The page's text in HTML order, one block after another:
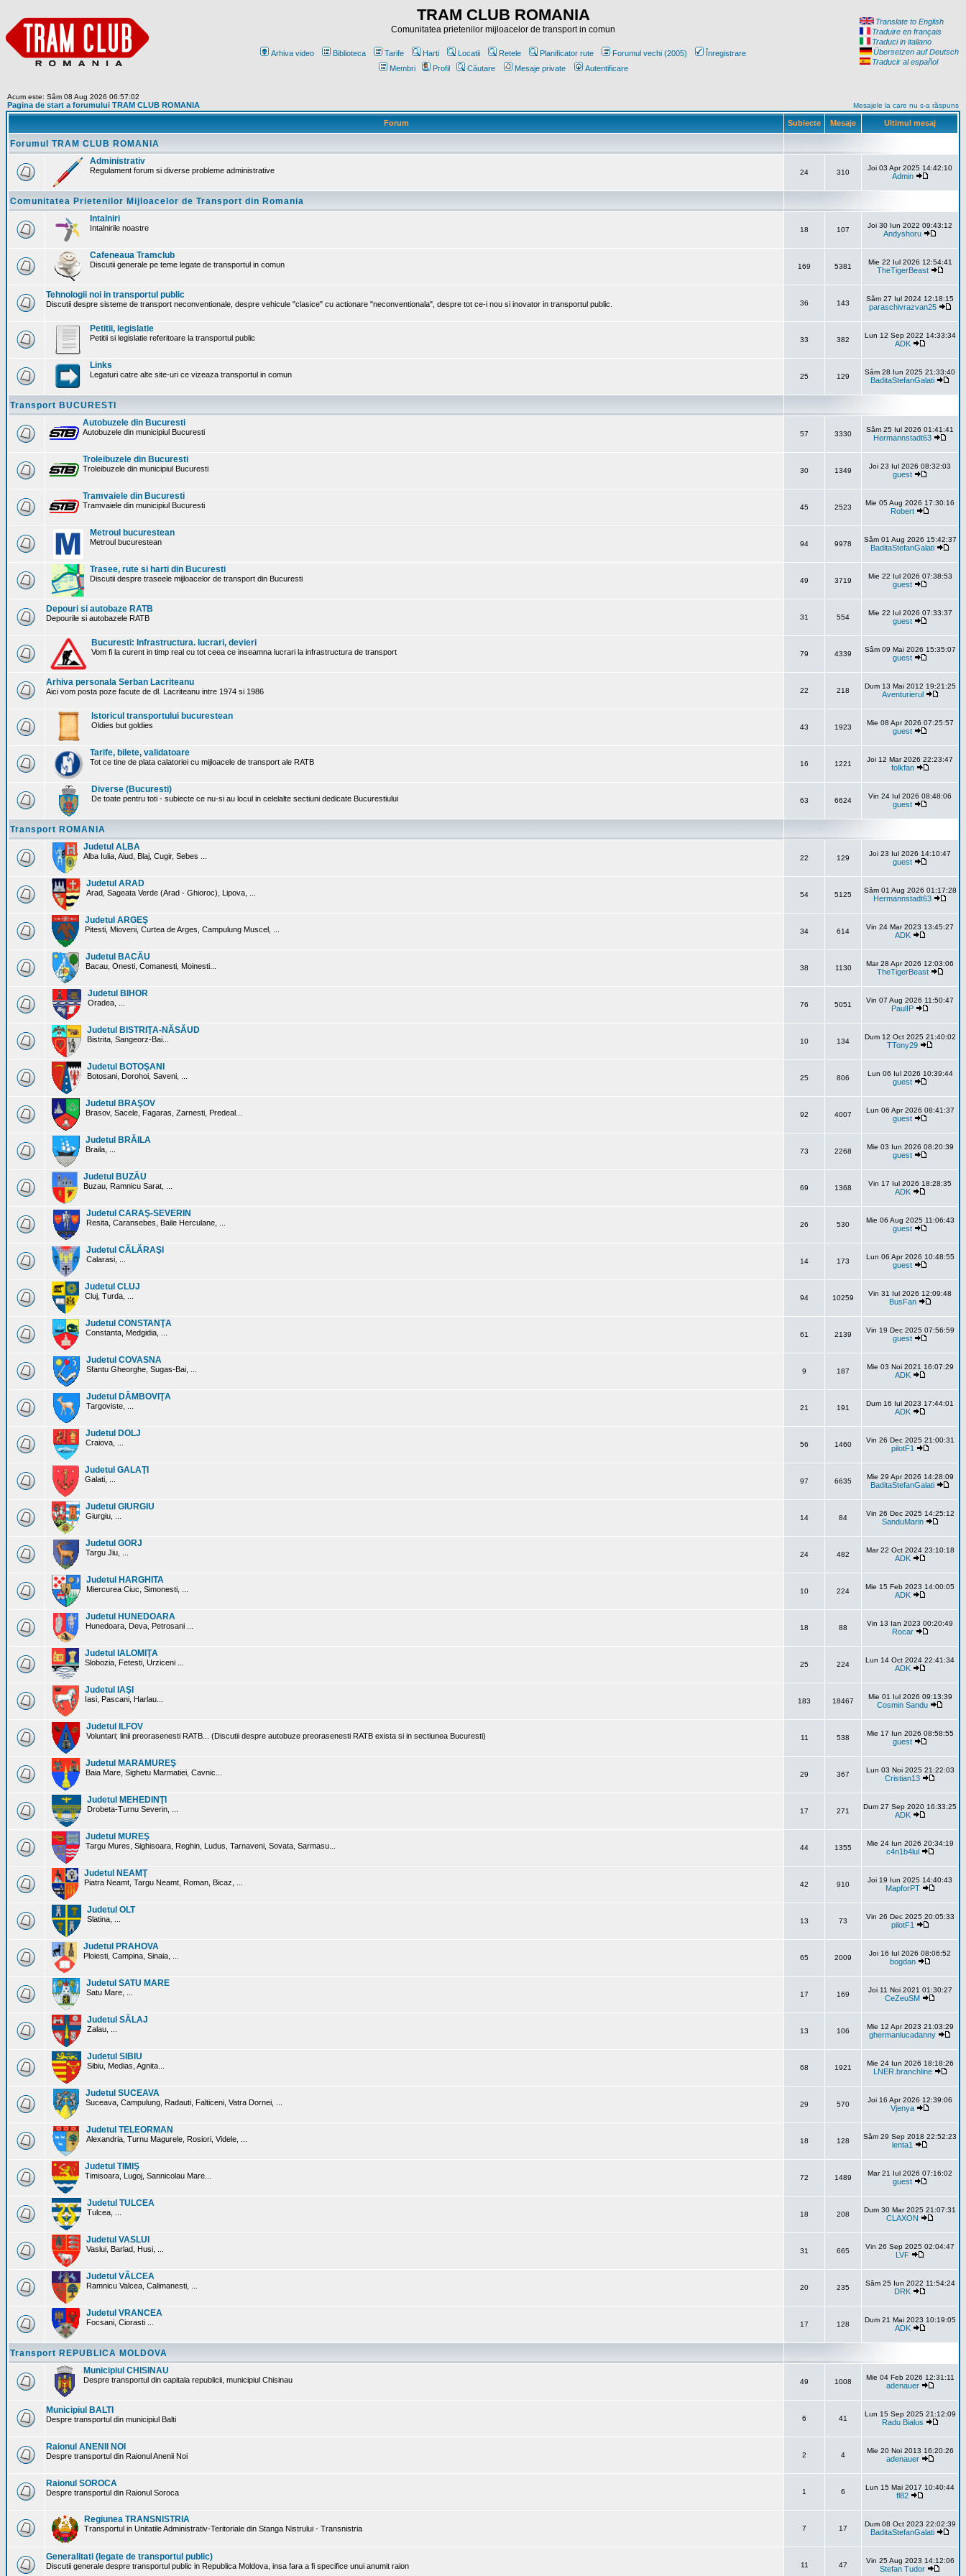
TRAM CLUB ROMANIA
Comunitatea prietenilor mijloacelor de transport in comun
Arhiva video Biblioteca Tarife Harti Locatii Retele Planificator rute Forumul vechi (2005)
Înregistrare
Membri
Profil Căutare Mesaje private Autentificare
Translate to English
Traduire en français
Traduci in italiano
Übersetzen auf Deutsch
Traducir al español
Acum este: Sâm 08 Aug 2026 06:57:02
Pagina de start a forumului TRAM CLUB ROMANIA Mesajele la care nu s-a răspuns
Forum Subiecte Mesaje Ultimul mesaj
Forumul TRAM CLUB ROMANIA
Administrativ
Regulament forum si diverse probleme administrative 24 310
Joi 03 Apr 2025 14:42:10
Admin
Comunitatea Prietenilor Mijloacelor de Transport din Romania
Intalniri
Intalnirile noastre 18 107
Joi 30 Iun 2022 09:43:12
Andyshoru
Cafeneaua Tramclub
Discutii generale pe teme legate de transportul in comun 169 5381
Mie 22 Iul 2026 12:54:41
TheTigerBeast
Tehnologii noi in transportul public
Discutii despre sisteme de transport neconventionale, despre vehicule "clasice" cu actionare "neconventionala", despre tot ce-i nou si inovator in transportul public. 36 143
Sâm 27 Iul 2024 12:18:15
paraschivrazvan25
Petitii, legislatie
Petitii si legislatie referitoare la transportul public 33 382
Lun 12 Sep 2022 14:33:34
ADK
Links
Legaturi catre alte site-uri ce vizeaza transportul in comun 25 129
Sâm 28 Iun 2025 21:33:40
BaditaStefanGalati
Transport BUCURESTI
Autobuzele din Bucuresti
Autobuzele din municipiul Bucuresti 57 3330
Sâm 25 Iul 2026 01:41:41
Hermannstadt63
Troleibuzele din Bucuresti
Troleibuzele din municipiul Bucuresti 30 1349
Joi 23 Iul 2026 08:32:03
guest
Tramvaiele din Bucuresti
Tramvaiele din municipiul Bucuresti 45 2523
Mie 05 Aug 2026 17:30:16
Robert
Metroul bucurestean
Metroul bucurestean 94 9978
Sâm 01 Aug 2026 15:42:37
BaditaStefanGalati
Trasee, rute si harti din Bucuresti
Discutii despre traseele mijloacelor de transport din Bucuresti 49 3719
Mie 22 Iul 2026 07:38:53
guest
Depouri si autobaze RATB
Depourile si autobazele RATB 31 554
Mie 22 Iul 2026 07:33:37
guest
Bucuresti: Infrastructura. lucrari, devieri
Vom fi la curent in timp real cu tot ceea ce inseamna lucrari la infrastructura de transport 79 4339
Sâm 09 Mai 2026 15:35:07
guest
Arhiva personala Serban Lacriteanu
Aici vom posta poze facute de dl. Lacriteanu intre 1974 si 1986 22 218
Dum 13 Mai 2012 19:21:25
Aventurierul
Istoricul transportului bucurestean
Oldies but goldies 43 1923
Mie 08 Apr 2026 07:25:57
guest
Tarife, bilete, validatoare
Tot ce tine de plata calatoriei cu mijloacele de transport ale RATB 16 1221
Joi 12 Mar 2026 22:23:47
folkfan
Diverse (Bucuresti)
De toate pentru toti - subiecte ce nu-si au locul in celelalte sectiuni dedicate Bucurestiului 63 6624
Vin 24 Iul 2026 08:48:06
guest
Transport ROMANIA
Judetul ALBA
Alba Iulia, Aiud, Blaj, Cugir, Sebes ... 22 129
Joi 23 Iul 2026 14:10:47
guest
Judetul ARAD
Arad, Sageata Verde (Arad - Ghioroc), Lipova, ... 54 5125
Sâm 01 Aug 2026 01:17:28
Hermannstadt63
Judetul ARGEŞ
Pitesti, Mioveni, Curtea de Arges, Campulung Muscel, ... 34 614
Vin 24 Mar 2023 13:45:27
ADK
Judetul BACĂU
Bacau, Onesti, Comanesti, Moinesti... 38 1130
Mar 28 Apr 2026 12:03:06
TheTigerBeast
Judetul BIHOR
Oradea, ... 76 5051
Vin 07 Aug 2026 11:50:47
PaulIP
Judetul BISTRIŢA-NĂSĂUD
Bistrita, Sangeorz-Bai... 10 134
Dum 12 Oct 2025 21:40:02
TTony29
Judetul BOTOŞANI
Botosani, Dorohoi, Saveni, ... 25 806
Lun 06 Iul 2026 10:39:44
guest
Judetul BRAŞOV
Brasov, Sacele, Fagaras, Zarnesti, Predeal... 92 4007
Lun 06 Apr 2026 08:41:37
guest
Judetul BRĂILA
Braila, ... 73 2268
Mie 03 Iun 2026 08:20:39
guest
Judetul BUZĂU
Buzau, Ramnicu Sarat, ... 69 1368
Vin 17 Iul 2026 18:28:35
ADK
Judetul CARAŞ-SEVERIN
Resita, Caransebes, Baile Herculane, ... 26 530
Mie 06 Aug 2025 11:06:43
guest
Judetul CĂLĂRAŞI
Calarasi, ... 14 173
Lun 06 Apr 2026 10:48:55
guest
Judetul CLUJ
Cluj, Turda, ... 94 10259
Vin 31 Iul 2026 12:09:48
BusFan
Judetul CONSTANŢA
Constanta, Medgidia, ... 61 2139
Vin 19 Dec 2025 07:56:59
guest
Judetul COVASNA
Sfantu Gheorghe, Sugas-Bai, ... 9 187
Mie 03 Noi 2021 16:07:29
ADK
Judetul DÂMBOVIŢA
Targoviste, ... 21 191
Dum 16 Iul 2023 17:44:01
ADK
Judetul DOLJ
Craiova, ... 56 1460
Vin 26 Dec 2025 21:00:31
pilotF1
Judetul GALAŢI
Galati, ... 97 6635
Mie 29 Apr 2026 14:28:09
BaditaStefanGalati
Judetul GIURGIU
Giurgiu, ... 14 84
Vin 26 Dec 2025 14:25:12
SanduMarin
Judetul GORJ
Targu Jiu, ... 24 482
Mar 22 Oct 2024 23:10:18
ADK
Judetul HARGHITA
Miercurea Ciuc, Simonesti, ... 10 224
Mie 15 Feb 2023 14:00:05
ADK
Judetul HUNEDOARA
Hunedoara, Deva, Petrosani ... 18 88
Vin 13 Ian 2023 00:20:49
Rocar
Judetul IALOMIŢA
Slobozia, Fetesti, Urziceni ... 25 224
Lun 14 Oct 2024 22:41:34
ADK
Judetul IAŞI
Iasi, Pascani, Harlau... 183 18467
Mie 01 Iul 2026 09:13:39
Cosmin Sandu
Judetul ILFOV
Voluntari; linii preorasenesti RATB... (Discutii despre autobuze preorasenesti RATB exista si in sectiunea Bucuresti) 11 538
Mie 17 Iun 2026 08:58:55
guest
Judetul MARAMUREŞ
Baia Mare, Sighetu Marmatiei, Cavnic... 29 367
Lun 03 Noi 2025 21:22:03
Cristian13
Judetul MEHEDINŢI
Drobeta-Turnu Severin, ... 17 271
Dum 27 Sep 2020 16:33:25
ADK
Judetul MUREŞ
Targu Mures, Sighisoara, Reghin, Ludus, Tarnaveni, Sovata, Sarmasu... 44 1355
Mie 24 Iun 2026 20:34:19
c4n1b4lul
Judetul NEAMŢ
Piatra Neamt, Targu Neamt, Roman, Bicaz, ... 42 910
Joi 19 Iun 2025 14:40:43
MapforPT
Judetul OLT
Slatina, ... 13 73
Vin 26 Dec 2025 20:05:33
pilotF1
Judetul PRAHOVA
Ploiesti, Campina, Sinaia, ... 65 2009
Joi 16 Iul 2026 08:06:52
bogdan
Judetul SATU MARE
Satu Mare, ... 17 169
Joi 11 Noi 2021 01:30:27
CeZeuSM
Judetul SĂLAJ
Zalau, ... 13 106
Mie 12 Apr 2023 21:03:29
ghermanlucadanny
Judetul SIBIU
Sibiu, Medias, Agnita... 68 1921
Mie 24 Iun 2026 18:18:26
LNER.branchline
Judetul SUCEAVA
Suceava, Campulung, Radauti, Falticeni, Vatra Dornei, ... 29 570
Joi 16 Apr 2026 12:39:06
Vjenya
Judetul TELEORMAN
Alexandria, Turnu Magurele, Rosiori, Videle, ... 18 128
Sâm 29 Sep 2018 22:52:23
lenta1
Judetul TIMIŞ
Timisoara, Lugoj, Sannicolau Mare... 72 1489
Mar 21 Iul 2026 07:16:02
guest
Judetul TULCEA
Tulcea, ... 18 208
Dum 30 Mar 2025 21:07:31
CLAXON
Judetul VASLUI
Vaslui, Barlad, Husi, ... 31 665
Vin 26 Sep 2025 02:04:47
LVF
Judetul VÂLCEA
Ramnicu Valcea, Calimanesti, ... 20 235
Sâm 25 Iun 2022 11:54:24
DRK
Judetul VRANCEA
Focsani, Ciorasti ... 17 128
Dum 21 Mai 2023 10:19:05
ADK
Transport REPUBLICA MOLDOVA
Municipiul CHISINAU
Despre transportul din capitala republicii, municipiul Chisinau 49 1008
Mie 04 Feb 2026 12:31:11
adenauer
Municipiul BALTI
Despre transportul din municipiul Balti 6 41
Lun 15 Sep 2025 21:12:09
Radu Bialus
Raionul ANENII NOI
Despre transportul din Raionul Anenii Noi 2 4
Mie 20 Noi 2013 16:20:26
adenauer
Raionul SOROCA
Despre transportul din Raionul Soroca 1 6
Lun 15 Mai 2017 10:40:44
fl82
Regiunea TRANSNISTRIA
Transportul in Unitatile Administrativ-Teritoriale din Stanga Nistrului - Transnistria 7 17
Dum 08 Oct 2023 22:02:39
BaditaStefanGalati
Generalitati (legate de transportul public)
Discutii generale despre transportul public in Republica Moldova, insa fara a fi specifice unui anumit raion 11 47
Vin 25 Aug 2023 14:12:06
Stefan Tudor